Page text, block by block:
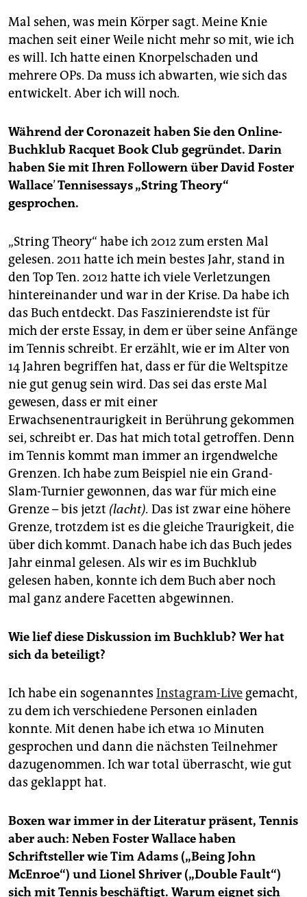
Mal sehen, was mein Körper sagt. Meine Knie
machen seit einer Weile nicht mehr so mit, wie ich
es will. Ich hatte einen Knorpelschaden und
mehrere OPs. Da muss ich abwarten, wie sich das
entwickelt. Aber ich will noch.
Während der Coronazeit haben Sie den Online-
Buchklub Racquet Book Club gegründet. Darin
haben Sie mit Ihren Followern über David Foster
Wallace’Tennisessays „String Theo­ry“
gesprochen.
„String Theory“ habe ich 2012 zum ersten Mal
gelesen. 2011 hatte ich mein bestes Jahr, stand in
den Top Ten. 2012 hatte ich viele Verletzungen
hinter­ein­ander und war in der Krise. Da habe ich
das Buch entdeckt. Das Faszinierendste ist für
mich der erste Essay, in dem er über seine Anfänge
im Tennis schreibt. Er erzählt, wie er im Alter von
14 Jahren begriffen hat, dass er für die Weltspitze
nie gut genug sein wird. Das sei das erste Mal
gewesen, dass er mit einer
Erwachsenentraurigkeit in Berührung gekommen
sei, schreibt er. Das hat mich total getroffen. Denn
im Tennis kommt man immer an irgendwelche
Grenzen. Ich habe zum Beispiel nie ein Grand-
Slam-Turnier gewonnen, das war für mich eine
Grenze – bis jetzt (lacht). Das ist zwar eine höhere
Grenze, trotzdem ist es die gleiche Traurigkeit, die
über dich kommt. Danach habe ich das Buch jedes
Jahr einmal gelesen. Als wir es im Buchklub
gelesen haben, konnte ich dem Buch aber noch
mal ganz andere Facetten abgewinnen.
Wie lief diese Diskussion im Buchklub? Wer hat
sich da beteiligt?
Ich habe ein sogenanntes Instagram-Live gemacht,
zu dem ich verschiedene Personen einladen
konnte. Mit denen habe ich etwa 10 Minuten
gesprochen und dann die nächsten Teilnehmer
dazugenommen. Ich war total überrascht, wie gut
das geklappt hat.
Boxen war immer in der Literatur präsent, Tennis
aber auch: Neben Foster Wallace haben
Schriftsteller wie Tim Adams („Being John
McEnroe“) und Lionel Shriver („Double Fault“)
sich mit Tennis beschäftigt. Warum eignet sich